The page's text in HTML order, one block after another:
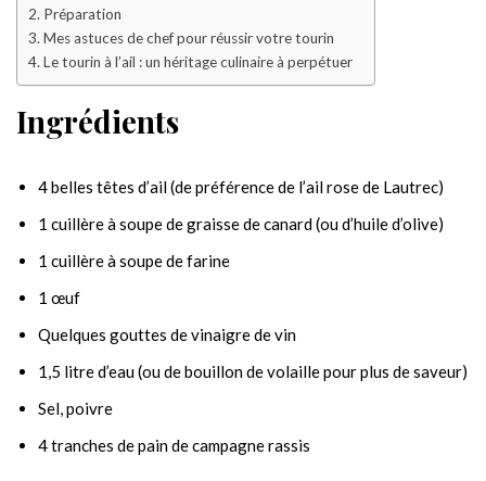
Préparation
Mes astuces de chef pour réussir votre tourin
Le tourin à l’ail : un héritage culinaire à perpétuer
Ingrédients
4 belles têtes d’ail (de préférence de l’ail rose de Lautrec)
1 cuillère à soupe de graisse de canard (ou d’huile d’olive)
1 cuillère à soupe de farine
1 œuf
Quelques gouttes de vinaigre de vin
1,5 litre d’eau (ou de bouillon de volaille pour plus de saveur)
Sel, poivre
4 tranches de pain de campagne rassis